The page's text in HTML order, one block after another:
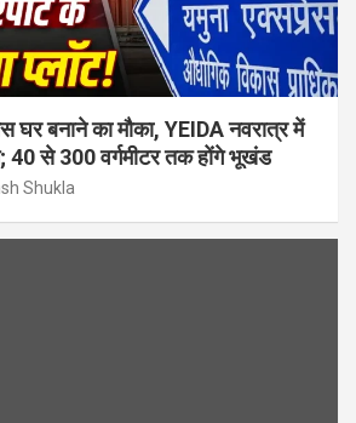
घर बनाने का मौका, YEIDA नवरात्र में
40 से 300 वर्गमीटर तक होंगे भूखंड
Shukla